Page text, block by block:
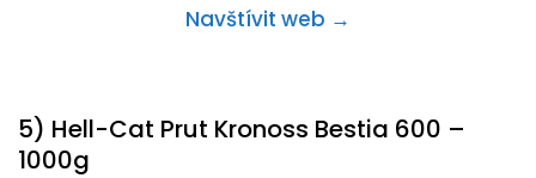
Navštívit web →
5) Hell-Cat Prut Kronoss Bestia 600 –
1000g